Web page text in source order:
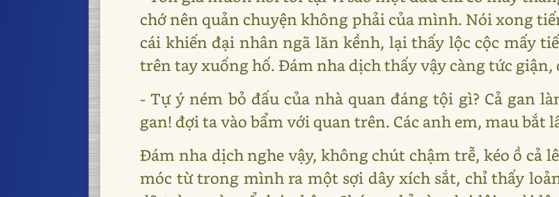
chớ nên quản chuyện không phải của mình. Nói xong
cái khiến đại nhân ngã lăn kềnh, lại thấy lộc cộc mấy
trên tay xuống hố. Đám nha dịch thấy vậy càng tức giận,
- Tự ý ném bỏ đấu của nhà quan đáng tội gì? Cả gan
gan! đợi ta vào bẩm với quan trên. Các anh em, mau bắt
Đám nha dịch nghe vậy, không chút chậm trễ, kéo ồ cả
móc từ trong mình ra một sợi dây xích sắt, chỉ thấy